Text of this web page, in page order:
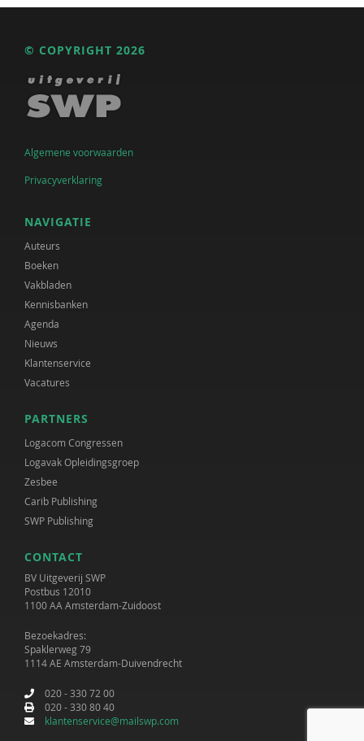
© COPYRIGHT 2026
Algemene voorwaarden
Privacyverklaring
NAVIGATIE
Auteurs
Boeken
Vakbladen
Kennisbanken
Agenda
Nieuws
Klantenservice
Vacatures
PARTNERS
Logacom Congressen
Logavak Opleidingsgroep
Zesbee
Carib Publishing
SWP Publishing
CONTACT
BV Uitgeverij SWP
Postbus 12010
1100 AA Amsterdam-Zuidoost
Bezoekadres:
Spaklerweg 79
1114 AE Amsterdam-Duivendrecht
020 - 330 72 00
020 - 330 80 40
klantenservice@mailswp.com